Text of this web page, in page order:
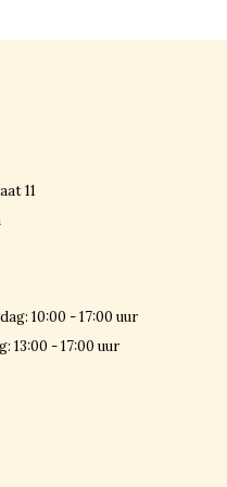
11
10:00 - 17:00 uur
13:00 - 17:00 uur